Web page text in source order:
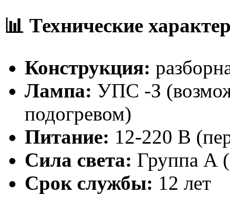
📊 Технические
Конструкция:
Лампа: УПС -З
подогревом)
Питание: 12-220 В
Сила света: Группа А
Срок службы: 12 лет